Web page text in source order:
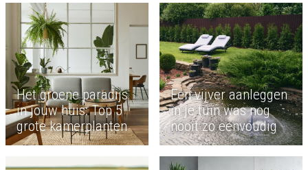
Het groene paradijs
in jouw huis: Top 5
grote kamerplanten
Een vijver aanleggen
in je tuin was nog
nooit zo eenvoudig